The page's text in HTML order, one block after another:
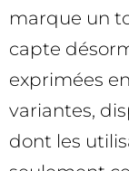
marque un
capte
exprimées
variantes,
dont les